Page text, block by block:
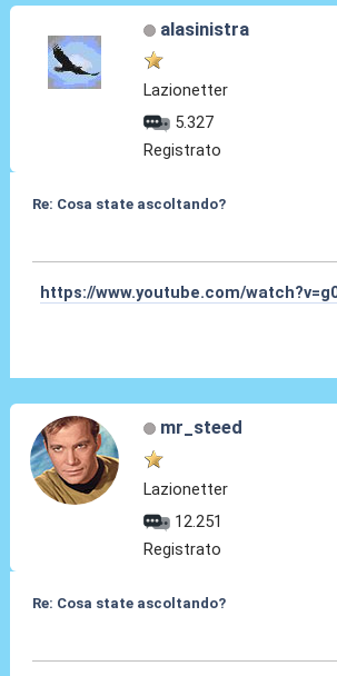
alasinistra
Lazionetter
5.327
Registrato
Re: Cosa state ascoltando?
https://www.youtube.com/
mr_steed
Lazionetter
12.251
Registrato
Re: Cosa state ascoltando?